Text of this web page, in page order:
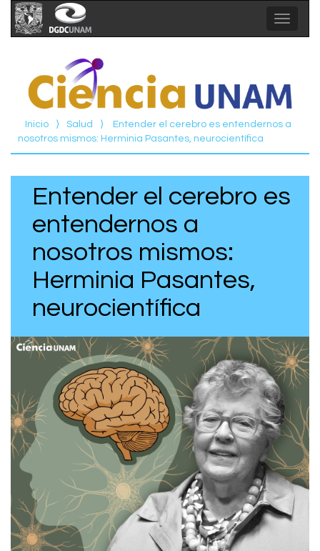
Toggle
Inicio ⟩ Salud ⟩
Entender el cerebro es entendernos a
nosotros mismos: Herminia Pasantes, neurocientífica
Entender el cerebro es
entendernos a
nosotros mismos:
Herminia Pasantes,
neurocientífica